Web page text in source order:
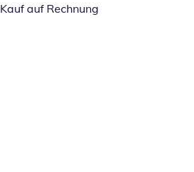
Kauf auf Rechnung